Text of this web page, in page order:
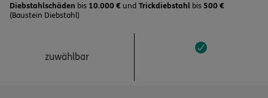
Diebstahlschäden bis 10.000 € und Trickdiebstahl bis 500 €
(Baustein Diebstahl)
zuwählbar